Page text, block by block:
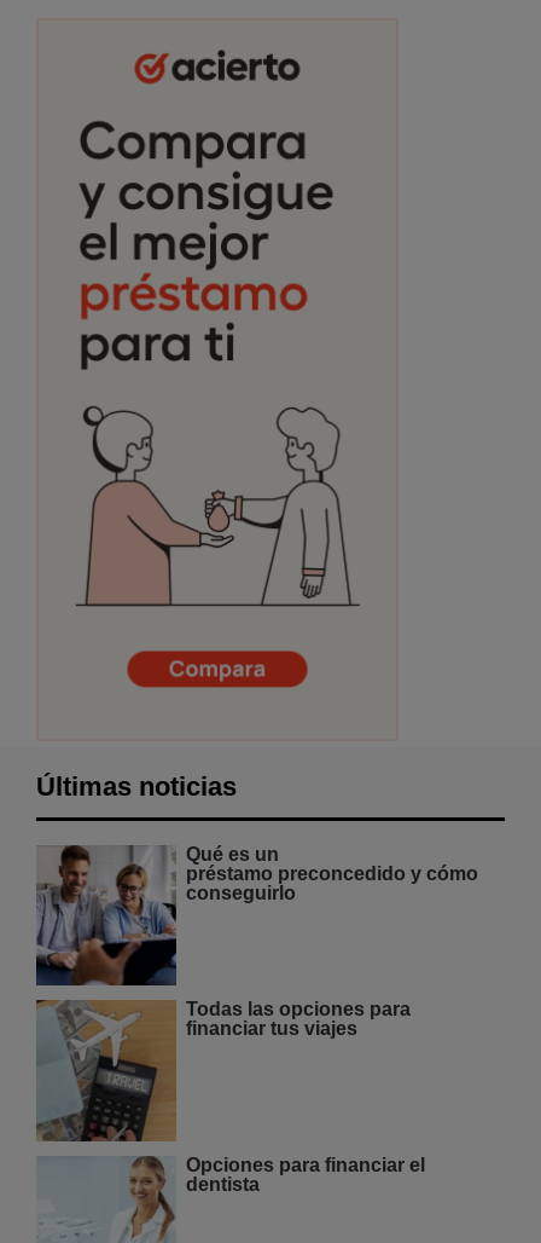
Últimas noticias
Qué es un
préstamo preconcedido y cómo
conseguirlo
Todas las opciones para
financiar tus viajes
Opciones para financiar el
dentista